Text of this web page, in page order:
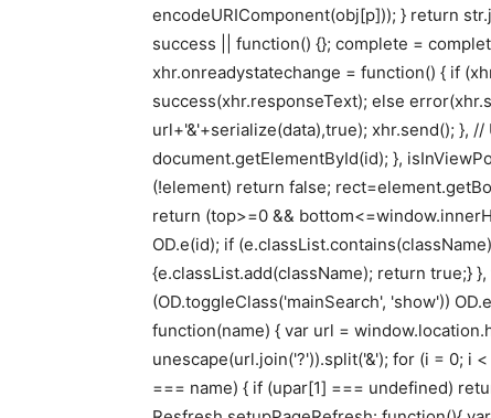
encodeURIComponent(obj[p])); } return
success || function() {}; complete =
xhr.onreadystatechange = function() { if
success(xhr.responseText); else
url+'&'+serialize(data),true); xhr.send(); },
document.getElementById(id); },
(!element) return false;
return (top>=0 &&
OD.e(id); if
{e.classList.add(className); return true;}
(OD.toggleClass('mainSearch', 'show'))
function(name) { var url =
unescape(url.join('?')).split('&'); for (i = 0; i
=== name) { if (upar[1] === undefined)